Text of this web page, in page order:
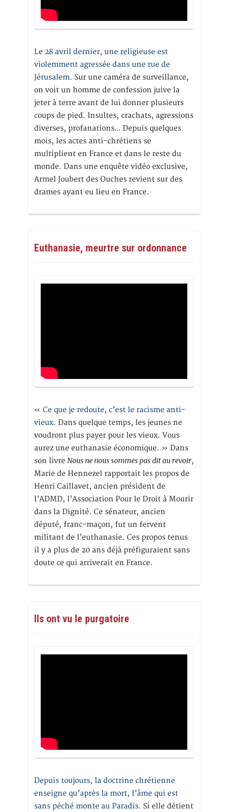
Le 28 avril dernier, une religieuse est
violemment agressée dans une rue de
Jérusalem. Sur une caméra de surveillance,
on voit un homme de confession juive la
jeter à terre avant de lui donner plusieurs
coups de pied. Insultes, crachats, agressions
diverses, profanations… Depuis quelques
mois, les actes anti-chrétiens se
multiplient en France et dans le reste du
monde. Dans une enquête vidéo exclusive,
Armel Joubert des Ouches revient sur des
drames ayant eu lieu en France.
Euthanasie, meurtre sur ordonnance
« Ce que je redoute, c’est le racisme anti-
vieux. Dans quelque temps, les jeunes ne
voudront plus payer pour les vieux. Vous
aurez une euthanasie économique. » Dans
son livre Nous ne nous sommes pas dit au revoir,
Marie de Hennezel rapportait les propos de
Henri Caillavet, ancien président de
l’ADMD, l’Association Pour le Droit à Mourir
dans la Dignité. Ce sénateur, ancien
député, franc-maçon, fut un fervent
militant de l’euthanasie. Ces propos tenus
il y a plus de 20 ans déjà préfiguraient sans
doute ce qui arriverait en France.
Ils ont vu le purgatoire
Depuis toujours, la doctrine chrétienne
enseigne qu’après la mort, l’âme qui est
sans péché monte au Paradis. Si elle détient